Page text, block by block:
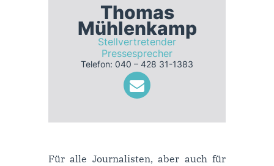
Thomas
Mühlenkamp
Stellvertretender
Pressesprecher
Telefon: 040 – 428 31-1383
Für alle Journalisten, aber auch für